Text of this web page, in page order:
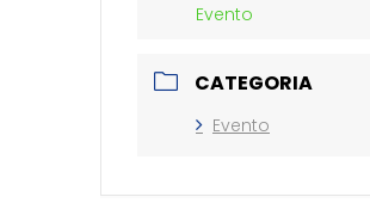
Evento
CATEGORIA
Evento